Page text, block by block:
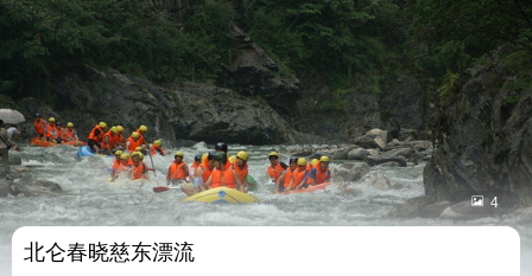
 4
北仑春晓慈东漂流
